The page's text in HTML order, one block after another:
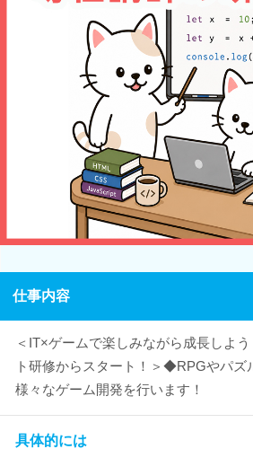
仕事内容
＜IT×ゲームで楽しみながら成長しよ
ト研修からスタート！＞◆RPGやパズ
様々なゲーム開発を行います！
具体的には